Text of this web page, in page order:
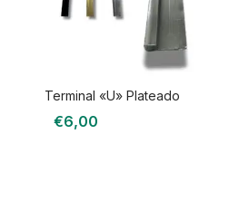
Terminal «U» Plateado
€6,00